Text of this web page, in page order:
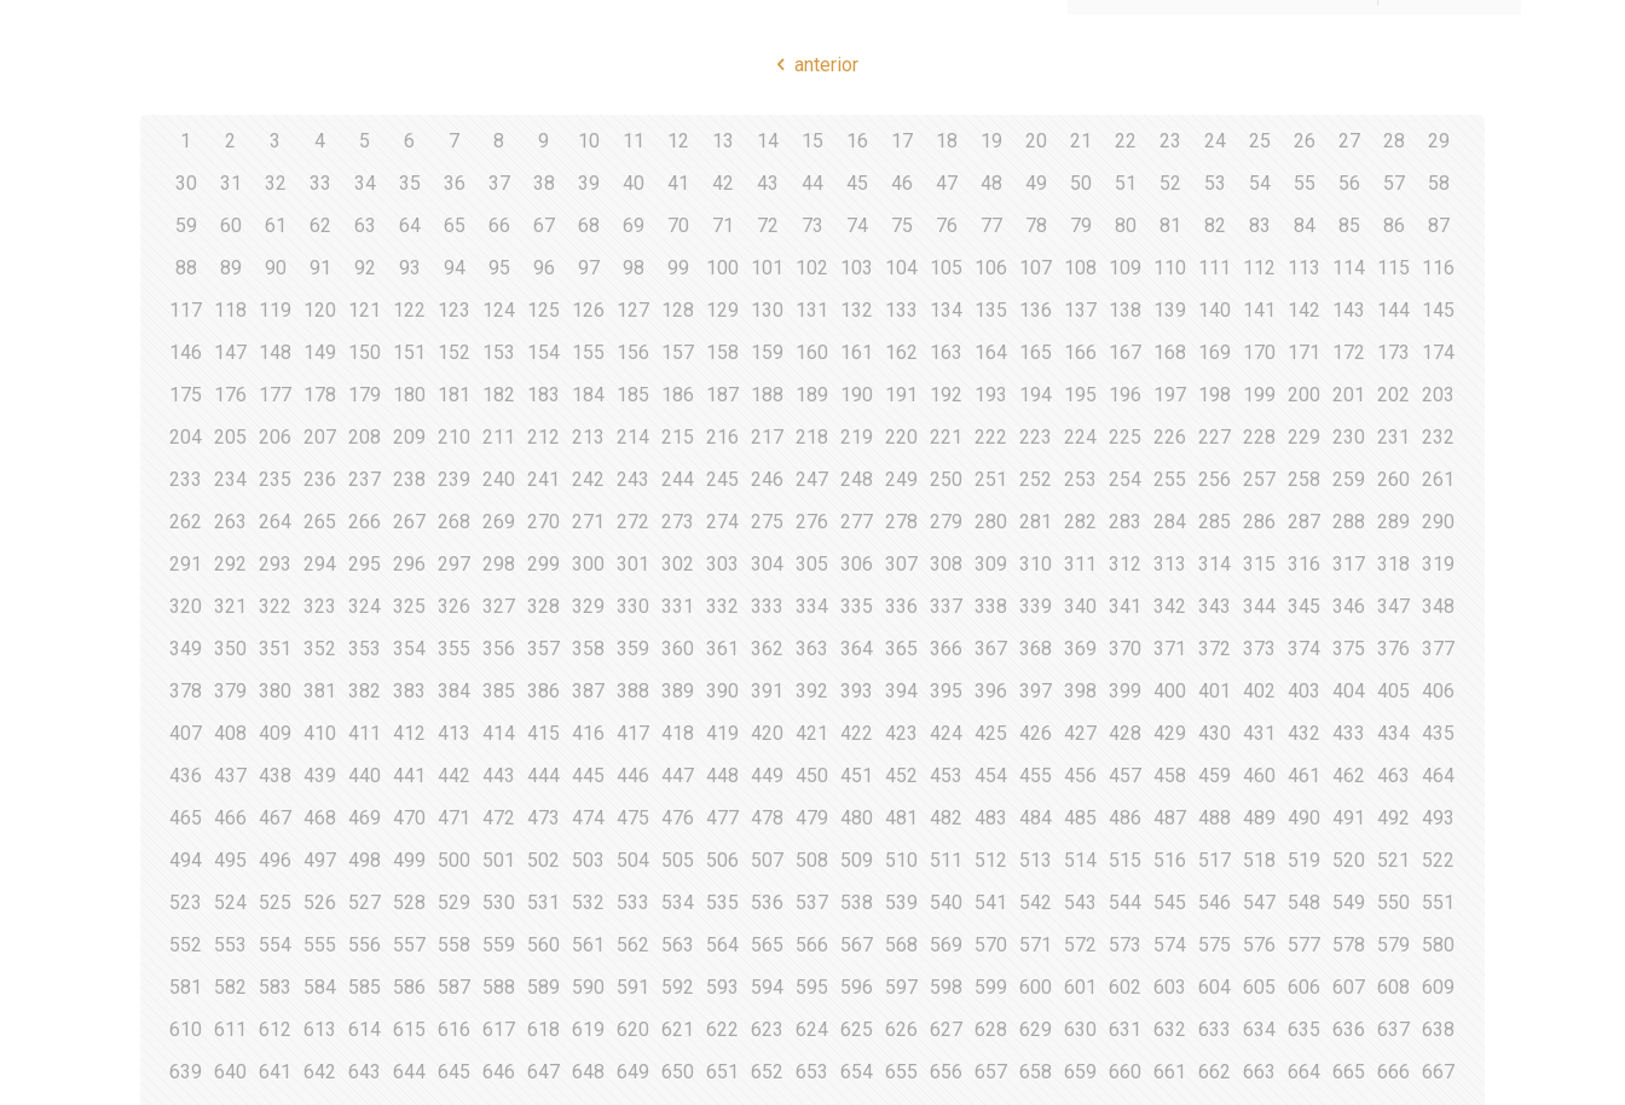
anterior
1 2 3 4 5 6 7 8 9 10 11 12 13 14 15 16 17 18 19 20 21 22 23 24 25 26 27 28
29
30
31 32 33 34 35 36 37 38 39 40 41 42 43 44 45 46 47 48 49 50 51 52 53 54 55 56 57
58
59
60 61 62 63 64 65 66 67 68 69 70 71 72 73 74 75 76 77 78 79 80 81 82 83 84 85 86
87
88
89 90 91 92 93 94 95 96 97 98 99 100 101 102 103 104 105 106 107 108 109 110 111 112 113 114 115
116
117 118 119 120 121 122 123 124 125 126 127 128 129 130 131 132 133 134 135 136 137 138 139 140 141 142 143 144 145
146
147 148 149 150 151 152 153 154 155 156 157 158 159 160 161 162 163 164 165 166 167 168 169 170 171 172 173
174
175
176 177 178 179 180 181 182 183 184 185 186 187 188 189 190 191 192 193 194 195 196 197 198 199 200 201 202
203
204 205 206 207 208 209 210 211 212 213 214 215 216 217 218 219 220 221 222 223 224 225 226 227 228 229 230 231
232
233
234 235 236 237 238 239 240 241 242 243 244 245 246 247 248 249 250 251 252 253 254 255 256 257 258 259 260
261
262
263 264 265 266 267 268 269 270 271 272 273 274 275 276 277 278 279 280 281 282 283 284 285 286 287 288 289
290
291
292 293 294 295 296 297 298 299 300 301 302 303 304 305 306 307 308 309 310 311 312 313 314 315 316 317 318
319
320
321 322 323 324 325 326 327 328 329 330 331 332 333 334 335 336 337 338 339 340 341 342 343 344 345 346 347 348
349
350 351 352 353 354 355 356 357 358 359 360 361 362 363 364 365 366 367 368 369 370 371 372 373 374 375 376
377
378
379 380 381 382 383 384 385 386 387 388 389 390 391 392 393 394 395 396 397 398 399 400 401 402 403 404 405
406
407 408 409 410 411 412 413 414 415 416 417 418 419 420 421 422 423 424 425 426 427 428 429 430 431 432 433 434 435
436
437 438 439 440 441 442 443 444 445 446 447 448 449 450 451 452 453 454 455 456 457 458 459 460 461 462 463
464
465
466 467 468 469 470 471 472 473 474 475 476 477 478 479 480 481 482 483 484 485 486 487 488 489 490 491 492
493
494 495 496 497 498 499 500 501 502 503 504 505 506 507 508 509 510 511 512 513 514 515 516 517 518 519 520 521
522
523
524 525 526 527 528 529 530 531 532 533 534 535 536 537 538 539 540 541 542 543 544 545 546 547 548 549 550
551
552
553 554 555 556 557 558 559 560 561 562 563 564 565 566 567 568 569 570 571 572 573 574 575 576 577 578 579
580
581
582 583 584 585 586 587 588 589 590 591 592 593 594 595 596 597 598 599 600 601 602 603 604 605 606 607 608
609
610
611 612 613 614 615 616 617 618 619 620 621 622 623 624 625 626 627 628 629 630 631 632 633 634 635 636 637 638
639
640 641 642 643 644 645 646 647 648 649 650 651 652 653 654 655 656 657 658 659 660 661 662 663 664 665 666
667